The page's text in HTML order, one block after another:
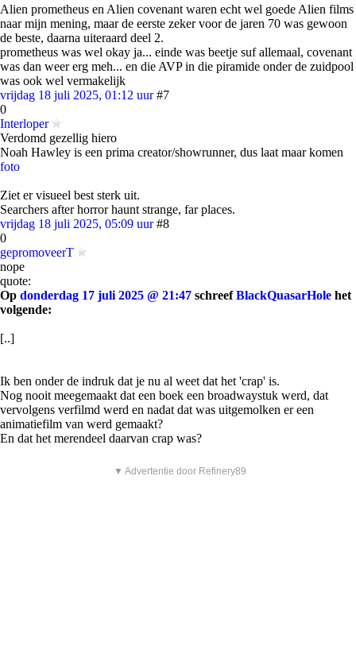
Alien prometheus en Alien covenant waren echt wel goede Alien films
naar mijn mening, maar de eerste zeker voor de jaren 70 was gewoon
de beste, daarna uiteraard deel 2.
prometheus was wel okay ja... einde was beetje suf allemaal, covenant
was dan weer erg meh... en die AVP in die piramide onder de zuidpool
was ook wel vermakelijk
vrijdag 18 juli 2025, 01:12 uur #7
0
Interloper
Verdomd gezellig hiero
Noah Hawley is een prima creator/showrunner, dus laat maar komen
foto
Ziet er visueel best sterk uit.
Searchers after horror haunt strange, far places.
vrijdag 18 juli 2025, 05:09 uur #8
0
gepromoveerT
nope
quote:
Op donderdag 17 juli 2025 @ 21:47 schreefBlackQuasarHole het
volgende:
[..]
Ik ben onder de indruk dat je nu al weet dat het 'crap' is.
Nog nooit meegemaakt dat een boek een broadwaystuk werd, dat
vervolgens verfilmd werd en nadat dat was uitgemolken er een
animatiefilm van werd gemaakt?
En dat het merendeel daarvan crap was?
▼ Advertentie door Refinery89